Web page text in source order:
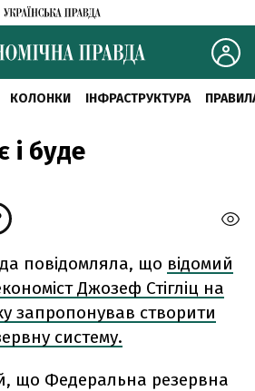
КОЛОНКИ ІНФРАСТРУКТУРА
і буде
повідомляла, що відомий
Джозеф Стігліц на
запропонував створити
систему.
що Федеральна резервна